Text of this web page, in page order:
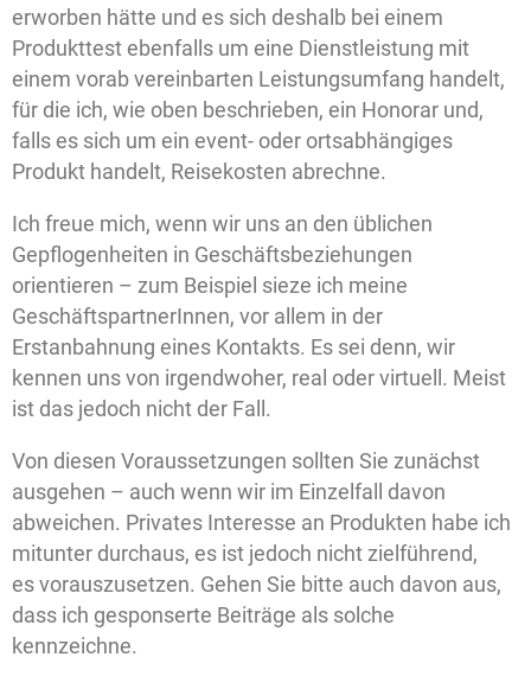
erworben hätte und es sich deshalb bei einem
Produkttest ebenfalls um eine Dienstleistung mit
einem vorab vereinbarten Leistungsumfang handelt,
für die ich, wie oben beschrieben, ein Honorar und,
falls es sich um ein event- oder ortsabhängiges
Produkt handelt, Reisekosten abrechne.
Ich freue mich, wenn wir uns an den üblichen
Gepflogenheiten in Geschäftsbeziehungen
orientieren – zum Beispiel sieze ich meine
GeschäftspartnerInnen, vor allem in der
Erstanbahnung eines Kontakts. Es sei denn, wir
kennen uns von irgendwoher, real oder virtuell. Meist
ist das jedoch nicht der Fall.
Von diesen Voraussetzungen sollten Sie zunächst
ausgehen – auch wenn wir im Einzelfall davon
abweichen. Privates Interesse an Produkten habe ich
mitunter durchaus, es ist jedoch nicht zielführend,
es vorauszusetzen. Gehen Sie bitte auch davon aus,
dass ich gesponserte Beiträge als solche
kennzeichne.